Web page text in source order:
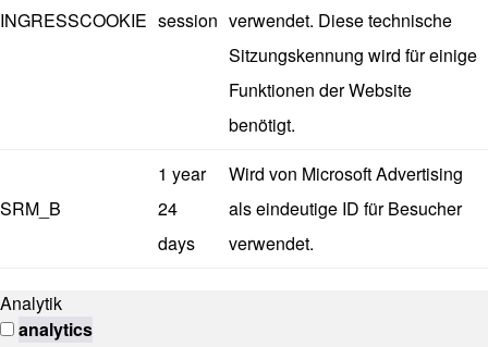
INGRESSCOOKIE session verwendet. Diese technische
Sitzungskennung wird für einige
Funktionen der Website
benötigt.
SRM_B
1 year
24
days
Wird von Microsoft Advertising
als eindeutige ID für Besucher
verwendet.
Analytik
analytics